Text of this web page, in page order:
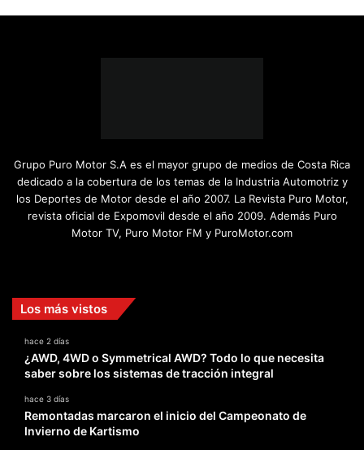
Grupo Puro Motor S.A es el mayor grupo de medios de Costa Rica
dedicado a la cobertura de los temas de la Industria Automotriz y
los Deportes de Motor desde el año 2007. La Revista Puro Motor,
revista oficial de Expomovil desde el año 2009. Además Puro
Motor TV, Puro Motor FM y PuroMotor.com
Los más vistos
hace 2 días
¿AWD, 4WD o Symmetrical AWD? Todo lo que necesita
saber sobre los sistemas de tracción integral
hace 3 días
Remontadas marcaron el inicio del Campeonato de
Invierno de Kartismo